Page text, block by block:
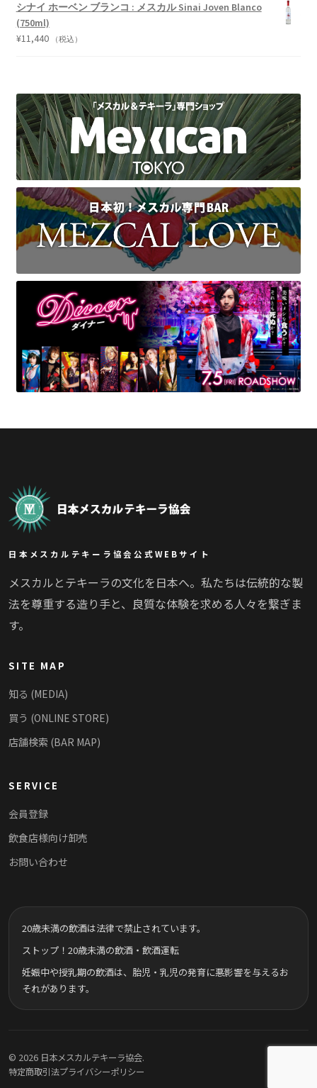
シナイ ホーベン ブランコ : メスカル Sinai Joven Blanco
(750ml)
¥11,440 （税込）
日本メスカルテキーラ協会公式WEBサイト
メスカルとテキーラの文化を日本へ。私たちは伝統的な製
法を尊重する造り手と、良質な体験を求める人々を繋ぎま
す。
SITE MAP
知る (MEDIA)
買う (ONLINE STORE)
店舗検索 (BAR MAP)
SERVICE
会員登録
飲食店様向け卸売
お問い合わせ
20歳未満の飲酒は法律で禁止されています。
ストップ！20歳未満の飲酒・飲酒運転
妊娠中や授乳期の飲酒は、胎児・乳児の発育に悪影響を与えるお
それがあります。
© 2026 日本メスカルテキーラ協会.
特定商取引法プライバシーポリシー